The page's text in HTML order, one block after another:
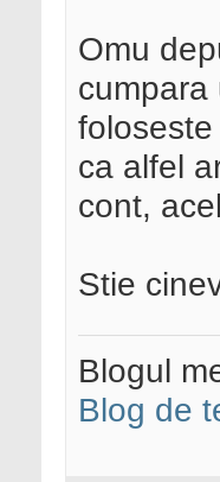
Omu
cumpara
ca alfel
cont,
Stie
Blogul
Blog de